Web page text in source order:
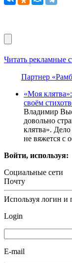
Читать рекламные
Партнер
«Моя
своём
Владимир
довольно
клятва».
не вяжется с
Войти, используя:
Социальные сети
Почту
Используя логин и
Login
E-mail